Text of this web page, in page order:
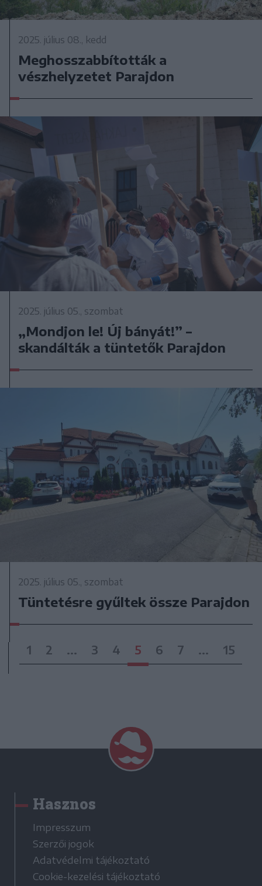
2025. július 08., kedd
Meghosszabbították a
vészhelyzetet Parajdon
2025. július 05., szombat
„Mondjon le! Új bányát!” –
skandálták a tüntetők Parajdon
2025. július 05., szombat
Tüntetésre gyűltek össze Parajdon
1 2 ... 3 4 5 6 7 ... 15
Hasznos
Impresszum
Szerzői jogok
Adatvédelmi tájékoztató
Cookie-kezelési tájékoztató